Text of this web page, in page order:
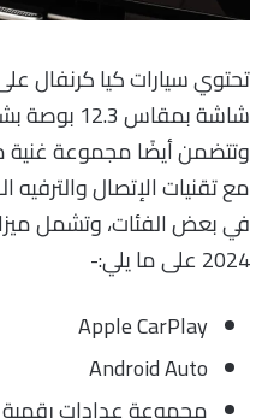
تحتوي سيارات كيا كرنفال
شاشة
وتتضمن أيضًا مجموعة غنية
مع تقنيات الإتصال والترفيه
في بعض الفئات، وتشمل
2024 على ما يلي:-
Apple CarPlay
Android Auto